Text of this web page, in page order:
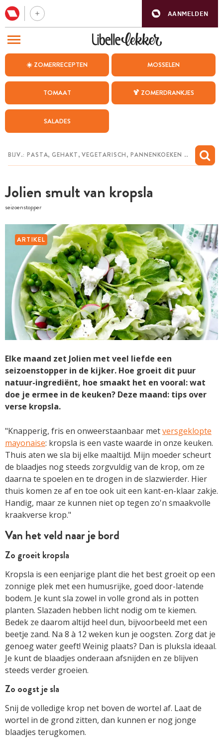
AANMELDEN
☀️ ZOMERRECEPTEN MOSSELEN
TOMAAT 🍹 ZOMERDRANKJES
SALADES
Jolien smult van kropsla
seizoenstopper
ARTIKEL
Elke maand zet Jolien met veel liefde een
seizoenstopper in de kijker. Hoe groeit dit puur
natuur-ingrediënt, hoe smaakt het en vooral: wat
doe je ermee in de keuken? Deze maand: tips over
verse kropsla.
"Knapperig, fris en onweerstaanbaar metversgeklopte
mayonaise: kropsla is een­ ­vaste waarde in onze keuken.
Thuis aten we sla bij elke maaltijd. Mijn moeder scheurt
de blaadjes nog steeds zorgvuldig van de krop, om ze
daarna te spoelen en te drogen in de slazwierder. Hier
thuis komen ze af en toe ook uit een ­kant-en-klaar zakje.
Handig, maar ze kunnen niet op ­tegen zo'n smaakvolle
kraakverse krop."
Van het veld naar je bord
Zo groeit kropsla
Kropsla is een eenjarige plant die het best groeit op een
zonnige plek met een humusrijke, goed door-latende
bodem. Je kunt sla zowel in volle grond als in potten
planten. Slazaden hebben licht nodig om te kiemen.
Bedek ze daarom altijd heel dun, bijvoorbeeld met een
beetje zand. Na 8 à 12 weken kun je oogsten. Zorg dat je
genoeg water geeft! Weinig plaats? Dan is pluksla ideaal.
Je kunt de blaadjes onderaan afsnijden en ze blijven
steeds verder groeien.
Zo oogst je sla
Snij de volledige krop net boven de wortel af. Laat de
wortel in de grond zitten, dan kunnen er nog jonge
blaadjes terugkomen.
BEZOEK ONZE ANDERE WEBSITES
WEEKMENU
CHAT MET MAIA
MIJN BEWAARDE RECEPTEN